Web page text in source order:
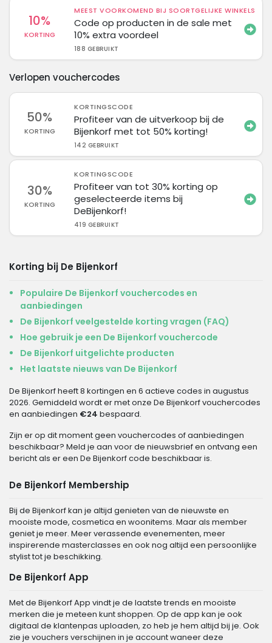
10%
KORTING
MEEST VOORKOMEND BIJ SOORTGELIJKE WINKELS
Code op producten in de sale met
10% extra voordeel
188 GEBRUIKT
Verlopen vouchercodes
50%
KORTING
KORTINGSCODE
Profiteer van de uitverkoop bij de
Bijenkorf met tot 50% korting!
142 GEBRUIKT
30%
KORTING
KORTINGSCODE
Profiteer van tot 30% korting op
geselecteerde items bij
DeBijenkorf!
419 GEBRUIKT
Korting bij De Bijenkorf
Populaire De Bijenkorf vouchercodes en
aanbiedingen
De Bijenkorf veelgestelde korting vragen (FAQ)
Hoe gebruik je een De Bijenkorf vouchercode
De Bijenkorf uitgelichte producten
Het laatste nieuws van De Bijenkorf
De Bijenkorf heeft 8 kortingen en 6 actieve codes in augustus
2026. Gemiddeld wordt er met onze De Bijenkorf vouchercodes
en aanbiedingen €24 bespaard.
Zijn er op dit moment geen vouchercodes of aanbiedingen
beschikbaar? Meld je aan voor de nieuwsbrief en ontvang een
bericht als er een De Bijenkorf code beschikbaar is.
De Bijenkorf Membership
Bij de Bijenkorf kan je altijd genieten van de nieuwste en
mooiste mode, cosmetica en woonitems. Maar als member
geniet je meer. Meer verassende evenementen, meer
inspirerende masterclasses en ook nog altijd een persoonlijke
stylist tot je beschikking.
De Bijenkorf App
Met de Bijenkorf App vindt je de laatste trends en mooiste
merken die je meteen kunt shoppen. Op de app kan je ook
digitaal de klantenpas uploaden, zo heb je hem altijd bij je. Ook
zie je vouchers verschijnen in je account waneer deze